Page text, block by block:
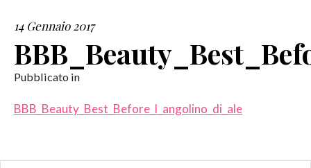
COLLABORAZIONI
14 Gennaio 2017
Pubblicato in
BBB_Beauty_Best_Before_l_angolino_di_ale